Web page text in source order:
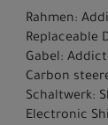
Rahmen:
Replaceable
Gabel:
Carbon
Schaltwerk:
Electronic